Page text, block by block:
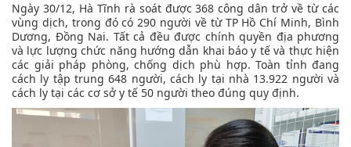
Ngày 30/12, Hà Tĩnh rà soát được 368 công dân trở về từ các
vùng dịch, trong đó có 290 người về từ TP Hồ Chí Minh, Bình
Dương, Đồng Nai. Tất cả đều được chính quyền địa phương
và lực lượng chức năng hướng dẫn khai báo y tế và thực hiện
các giải pháp phòng, chống dịch phù hợp. Toàn tỉnh đang
cách ly tập trung 648 người, cách ly tại nhà 13.922 người và
cách ly tại các cơ sở y tế 50 người theo đúng quy định.